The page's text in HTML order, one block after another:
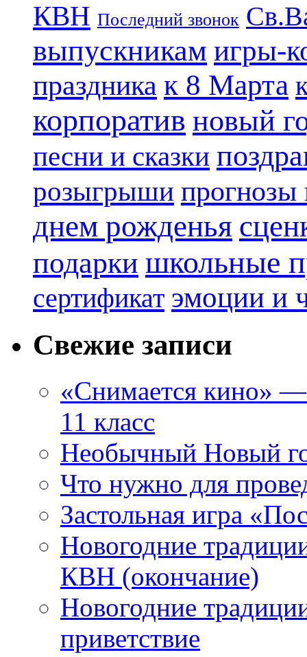
КВН Последний звонок
выпускникам игры-
праздника к 8 Марта
корпоратив новый
песни и сказки
розыгрыши прогнозы
днем рожденья
подарки школьные
сертификат эмоции и
Свежие записи
«Снимается кино» —
11 класс
Необычный Новый
Что нужно для
Застольная игра
Новогодние
КВН (окончание)
Новогодние
приветствие